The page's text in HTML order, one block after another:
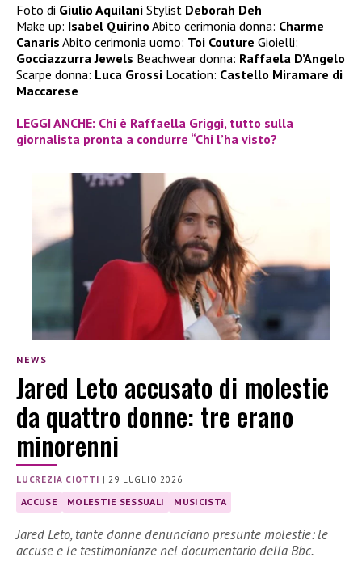
Foto di Giulio Aquilani Stylist Deborah Deh
Make up: Isabel Quirino Abito cerimonia donna: Charme
Canaris Abito cerimonia uomo: Toi Couture Gioielli:
Gocciazzurra Jewels Beachwear donna: Raffaela D’Angelo
Scarpe donna: Luca Grossi Location: Castello Miramare di
Maccarese
LEGGI ANCHE: Chi è Raffaella Griggi, tutto sulla
giornalista pronta a condurre “Chi l’ha visto?
NEWS
Jared Leto accusato di molestie
da quattro donne: tre erano
minorenni
LUCREZIA CIOTTI |29 LUGLIO 2026
ACCUSE MOLESTIE SESSUALI MUSICISTA
Jared Leto, tante donne denunciano presunte molestie: le
accuse e le testimonianze nel documentario della Bbc.